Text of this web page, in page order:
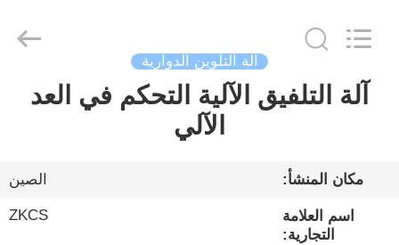
بيت
فيديوهات
Reserved.
آلة التلوين الدوارية
آلة التلفيق الآلية التحكم في العد
الآلي
مكان المنشأ: الصين
اسم العلامة
التجارية:
ZKCS